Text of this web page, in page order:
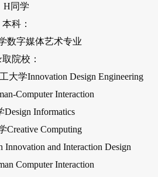
H同学
本科：
数字媒体艺术专业
院校：
学Innovation Design Engineering
Computer Interaction
Informatics
Creative Computing
and Interaction Design
Computer Interaction